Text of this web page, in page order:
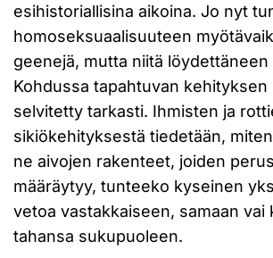
esihistoriallisina aikoina. Jo nyt
homoseksuaalisuuteen
geenejä, mutta niitä löydettäneen
Kohdussa tapahtuvan kehityksen
selvitetty tarkasti. Ihmisten ja
sikiökehityksestä tiedetään,
ne aivojen rakenteet, joiden
määräytyy, tunteeko kyseinen
vetoa vastakkaiseen, samaan vai
tahansa sukupuoleen.